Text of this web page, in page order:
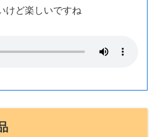
けど楽しいですね